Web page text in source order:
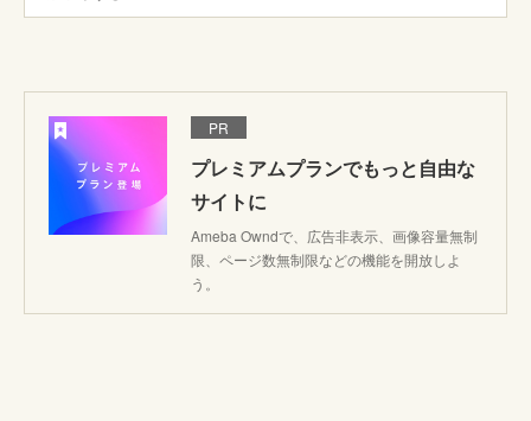
PR
プレミアムプランでもっと自由な
サイトに
Ameba Owndで、広告非表示、画像容量無制
限、ページ数無制限などの機能を開放しよ
う。